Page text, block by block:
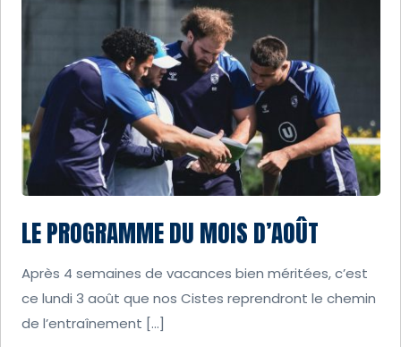
LE PROGRAMME DU MOIS D’AOÛT
Après 4 semaines de vacances bien méritées, c’est
ce lundi 3 août que nos Cistes reprendront le chemin
de l’entraînement […]